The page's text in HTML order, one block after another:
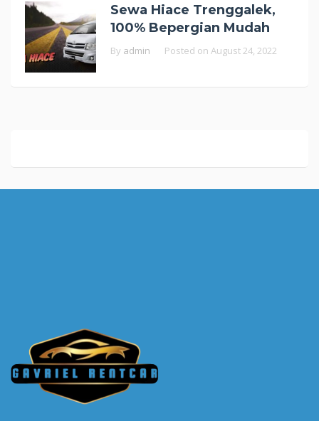
Sewa Hiace Trenggalek,
100% Bepergian Mudah
By admin Posted on August 24, 2022